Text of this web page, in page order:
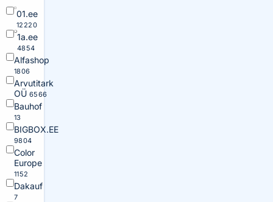
01.ee
12220
1a.ee
4854
Alfashop
1806
Arvutitark
OÜ 6566
Bauhof
13
BIGBOX.EE
9804
Color
Europe
1152
Dakauf
7